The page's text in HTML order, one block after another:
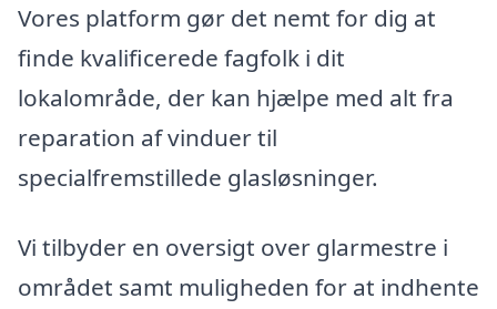
Vores platform gør det nemt for dig at
finde kvalificerede fagfolk i dit
lokalområde, der kan hjælpe med alt fra
reparation af vinduer til
specialfremstillede glasløsninger.
Vi tilbyder en oversigt over glarmestre i
området samt muligheden for at indhente